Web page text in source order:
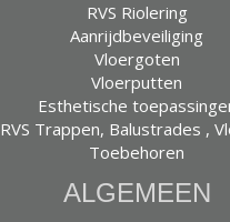
RVS Riolering
Aanrijdbeveiliging
Vloergoten
Vloerputten
Esthetische
RVS Trappen, Balustrades ,
Toebehoren
ALGEMEEN